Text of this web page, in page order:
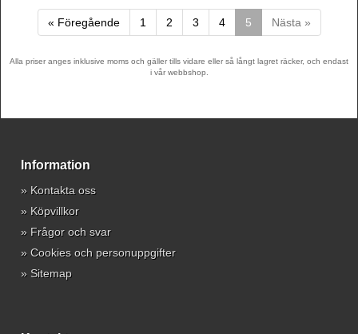
« Föregående 1 2 3 4 5 Nästa »
Alla priser anges inklusive moms och gäller tills vidare eller så långt lagret räcker, och endast
i vår webbshop.
Information
» Kontakta oss
» Köpvillkor
» Frågor och svar
» Cookies och personuppgifter
» Sitemap